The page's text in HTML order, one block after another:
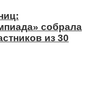
собрала
из 30